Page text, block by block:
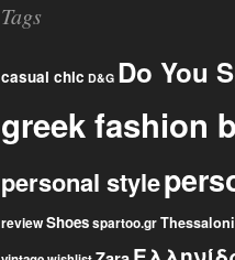
Tags
casual chic D&G Do You
greek fashion
personal style
reviewShoesspartoo.gr